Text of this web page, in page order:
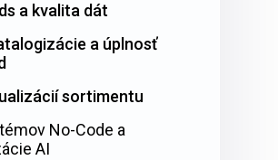
a kvalita dát
a úplnosť
sortimentu
No-Code a
AI